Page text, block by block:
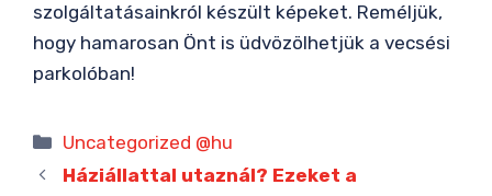
szolgáltatásainkról készült képeket. Reméljük,
hogy hamarosan Önt is üdvözölhetjük a vecsési
parkolóban!
Kategória
Uncategorized @hu
Háziállattal utaznál? Ezeket a